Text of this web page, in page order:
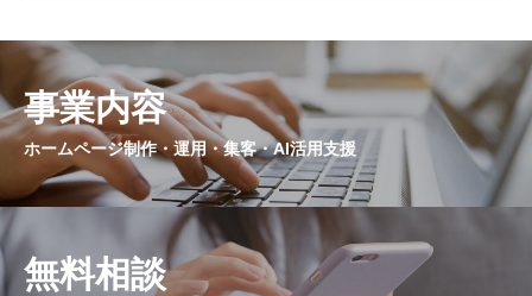
事業内容
ホームページ制作・運用・集客・AI活用支援
無料相談